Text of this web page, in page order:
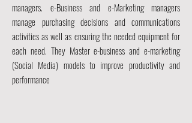
managers. e-Business and e-Marketing managers
manage purchasing decisions and communications
activities as well as ensuring the needed equipment for
each need. They Master e-business and e-marketing
(Social Media) models to improve productivity and
performance